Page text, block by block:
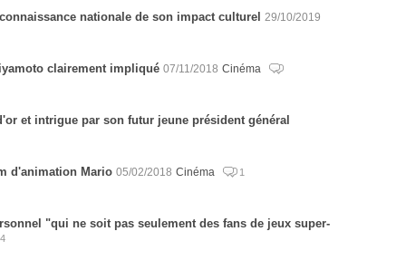
nationale de son impact culturel 29/10/2019
clairement impliqué 07/11/2018 Cinéma
et intrigue par son futur jeune président général
d'animation Mario 05/02/2018 Cinéma 1
"qui ne soit pas seulement des fans de jeux super-
4